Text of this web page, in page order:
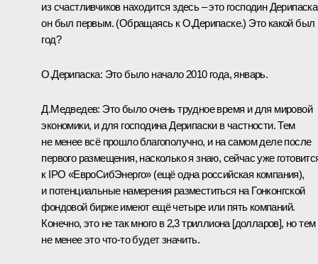
из счастливчиков находится здесь – это господин
он был первым. (Обращаясь к О.Дерипаске.) Это какой был
год?
О.Дерипаска: Это было начало 2010 года, январь.
Д.Медведев: Это было очень трудное время и для мировой
экономики, и для господина Дерипаски в частности. Тем
не менее всё прошло благополучно, и на самом деле после
первого размещения, насколько я знаю, сейчас уже
к IPO «ЕвроСибЭнерго» (ещё одна российская компания),
и потенциальные намерения разместиться на Гонконгской
фондовой бирже имеют ещё четыре или пять компаний.
Конечно, это не так много в 2,3 триллиона [долларов], но тем
не менее это что‑то будет значить.